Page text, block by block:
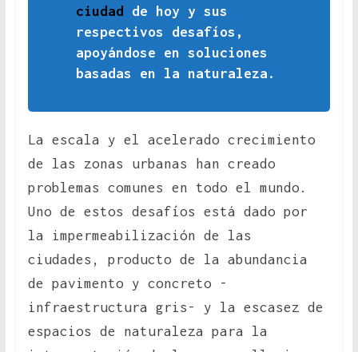
ciudad
de hoy y sus
respectivos desafíos,
apoyándose en soluciones
basadas en la naturaleza.
La escala y el acelerado crecimiento
de las zonas urbanas han creado
problemas comunes en todo el mundo.
Uno de estos desafíos está dado por
la impermeabilización de las
ciudades, producto de la abundancia
de pavimento y concreto -
infraestructura gris- y la escasez de
espacios de naturaleza para la